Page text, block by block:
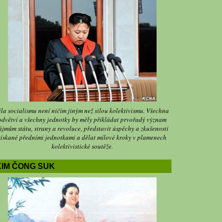
socialismu není ničím jiným než silou kolektivismu. Všechna
a všechny jednotky by měly přikládat prvořadý význam
státu, strany a revoluce, představit úspěchy a zkušenosti
předními jednotkami a dělat mílové kroky v plamenech
kolektivistické soutěže.
ČONG SUK